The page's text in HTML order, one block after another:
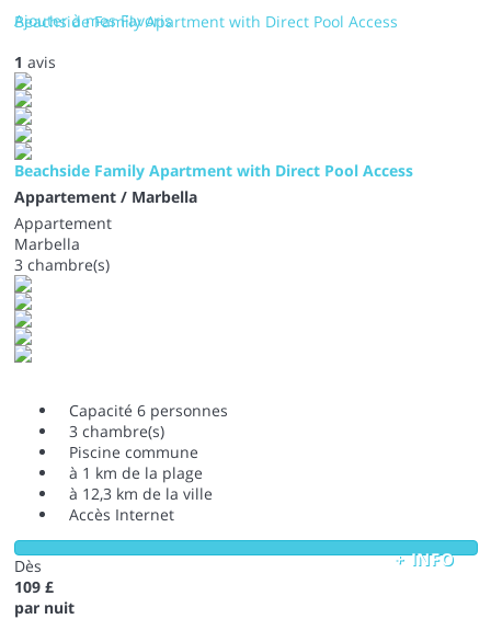
Beachside Family Apartment with Direct Pool Access
Ajouter à mes Favoris
1 avis
Beachside Family Apartment with Direct Pool Access
Appartement / Marbella
Appartement
Marbella
3 chambre(s)
Capacité 6 personnes
3 chambre(s)
Piscine commune
à 1 km de la plage
à 12,3 km de la ville
Accès Internet
+ INFO
Dès
109 £
par nuit